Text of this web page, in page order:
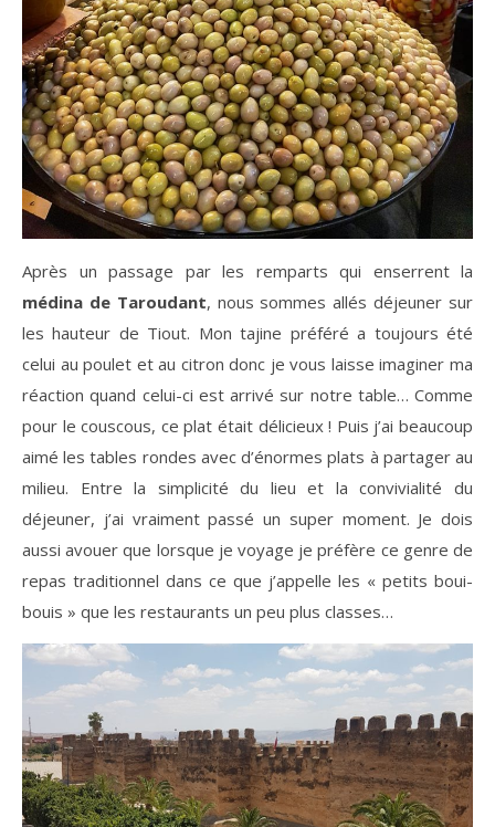
Après un passage par les remparts qui enserrent la
médina de Taroudant, nous sommes allés déjeuner sur
les hauteur de Tiout. Mon tajine préféré a toujours été
celui au poulet et au citron donc je vous laisse imaginer ma
réaction quand celui-ci est arrivé sur notre table… Comme
pour le couscous, ce plat était délicieux ! Puis j’ai beaucoup
aimé les tables rondes avec d’énormes plats à partager au
milieu. Entre la simplicité du lieu et la convivialité du
déjeuner, j’ai vraiment passé un super moment. Je dois
aussi avouer que lorsque je voyage je préfère ce genre de
repas traditionnel dans ce que j’appelle les « petits boui-
bouis » que les restaurants un peu plus classes…